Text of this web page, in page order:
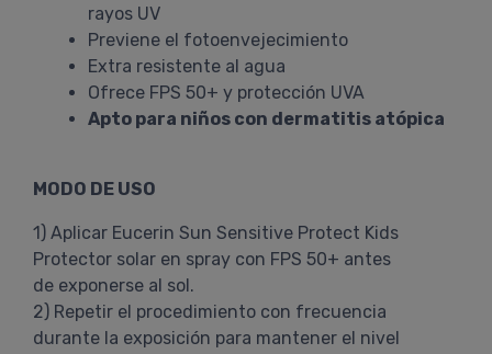
rayos UV
Previene el fotoenvejecimiento
Extra resistente al agua
Ofrece FPS 50+ y protección UVA
Apto para niños con dermatitis atópica
MODO DE USO
1) Aplicar Eucerin Sun Sensitive Protect Kids
Protector solar en spray con FPS 50+ antes
de exponerse al sol.
2) Repetir el procedimiento con frecuencia
durante la exposición para mantener el nivel